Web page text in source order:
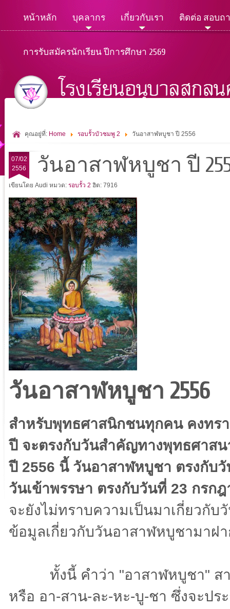
หน้าหลัก บุคลากร เกี่ยวกับเรา ติดต่อ สอบถ
การรับสมัครนักเรียน ปีการศึกษา 2569
คุณอยู่ที่: Home รอบรั้วบัวชมพู 2 วันอาสาฬหบูชา ปี 2556
07/02
2556
วันอาสาฬหบูชา ปี
เขียนโดย Audi หมวด: รอบรั้ว 2 ฮิต: 7916
วันอาสาฬหบูชา 2556
สำหรับพุทธศาสนิกชนทุกคน คงทร
ปี จะตรงกับวันสำคัญทางพุทธศาส
ปี 2556 นี้ วันอาสาฬหบูชา ตรงกับ
วันเข้าพรรษา ตรงกับวันที่ 23 กรก
จะยังไม่ทราบความเป็นมาเกี่ยวกั
ข้อมูลเกี่ยวกับวันอาสาฬหบูชามาฝ
ทั้งนี้ คำว่า "อาสาฬหบูชา" สาม
หรือ อา-สาน-ละ-หะ-บู-ชา ซึ่งจะป